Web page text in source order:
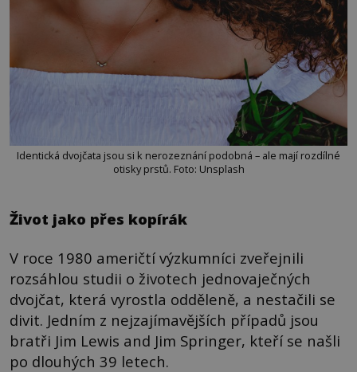
Identická dvojčata jsou si k nerozeznání podobná – ale mají rozdílné
otisky prstů. Foto: Unsplash
Život jako přes kopírák
V roce 1980 američtí výzkumníci zveřejnili
rozsáhlou studii o životech jednovaječných
dvojčat, která vyrostla odděleně, a nestačili se
divit. Jedním z nejzajímavějších případů jsou
bratři Jim Lewis and Jim Springer, kteří se našli
po dlouhých 39 letech.